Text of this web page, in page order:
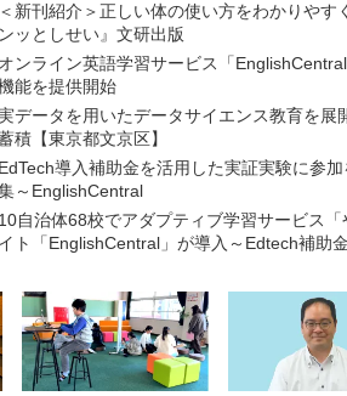
＜新刊紹介＞正しい体の使い方をわかりや
ンッとしせい』文研出版
オンライン英語学習サービス「
能を提供開始
データを用いたデータサイエンス教育を
積【東京都文京区】
EdTech導入補助金を活用した実証実験に参
～EnglishCentral
10自治体68校でアダプティブ学習サービス
イト「EnglishCentral」が導入～Edtech補助